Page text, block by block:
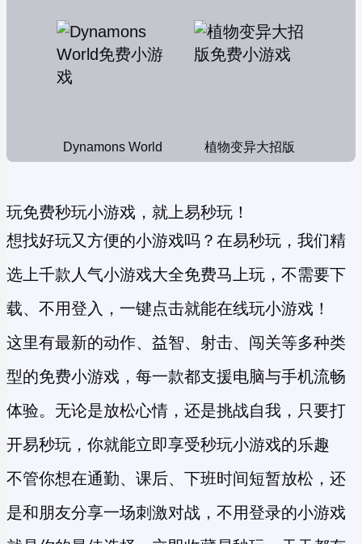
Dynamons World 植物变异大招版
玩免费秒玩小游戏，就上易秒玩！
想找好玩又方便的小游戏吗？在易秒玩，我们精
选上千款人气小游戏大全免费马上玩，不需要下
载、不用登入，一键点击就能在线玩小游戏！
这里有最新的动作、益智、射击、闯关等多种类
型的免费小游戏 ，每一款都支援电脑与手机流畅
体验。无论是放松心情，还是挑战自我，只要打
开易秒玩，你就能立即享受秒玩小游戏的乐趣
不管你想在通勤、课后、下班时间短暂放松，还
是和朋友分享一场刺激对战，不用登录的小游戏